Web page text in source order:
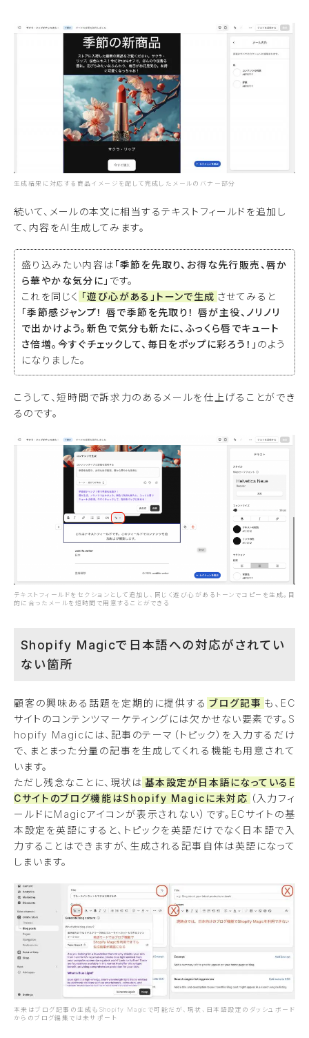
生成結果に対応する商品イメージを配して完成したメールのバナー部分
続いて、メールの本文に相当するテキストフィールドを追加し
て、内容をAI生成してみます。
盛り込みたい内容は 「季節を先取り、お得な先行販売、唇か
ら華やかな気分に」 です。
これを同じく 「遊び心がある」トーンで生成 させてみると
「季節感ジャンプ！ 唇で季節を先取り！ 唇が主役、ノリノリ
で出かけよう。新色で気分も新たに、ふっくら唇でキュート
さ倍増。今すぐチェックして、毎日をポップに彩ろう！」 のよう
になりました。
こうして、短時間で訴求力のあるメールを仕上げることができ
るのです。
テキストフィールドをセクションとして追加し、同じく遊び心があるトーンでコピーを生成。目
的に合ったメールを短時間で用意することができる
Shopify Magicで日本語への対応がされてい
ない箇所
顧客の興味ある話題を定期的に提供する ブログ記事 も、EC
サイトのコンテンツマーケティングには欠かせない要素です。S
hopify Magicには、記事のテーマ（トピック）を入力するだけ
で、まとまった分量の記事を生成してくれる機能も用意されて
います。
ただし残念なことに、現状は 基本設定が日本語になっているE
Cサイトのブログ機能はShopify Magicに未対応 （入力フィ
ールドにMagicアイコンが表示されない）です。ECサイトの基
本設定を英語にすると、トピックを英語だけでなく日本語で入
力することはできますが、生成される記事自体は英語になって
しまいます。
本来はブログ記事の生成もShopify Magicで可能だが、現状、日本語設定のダッシュボード
からのブログ編集では未サポート